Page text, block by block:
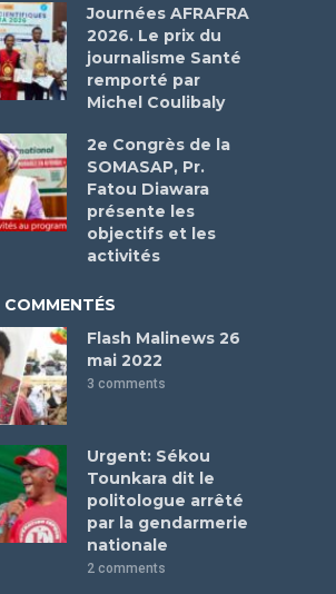
Journées AFRAFRA
2026. Le prix du
journalisme Santé
remporté par
Michel Coulibaly
2e Congrès de la
SOMASAP, Pr.
Fatou Diawara
présente les
objectifs et les
activités
COMMENTÉS
Flash Malinews 26
mai 2022
3 comments
Urgent: Sékou
Tounkara dit le
politologue arrêté
par la gendarmerie
nationale
2 comments